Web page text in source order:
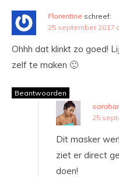
Florentine schreef:
25 september 2017
Ohhh dat klinkt zo goed!
zelf te maken 🙂
Beantwoorden
25
Dit masker
ziet er direct
doen!